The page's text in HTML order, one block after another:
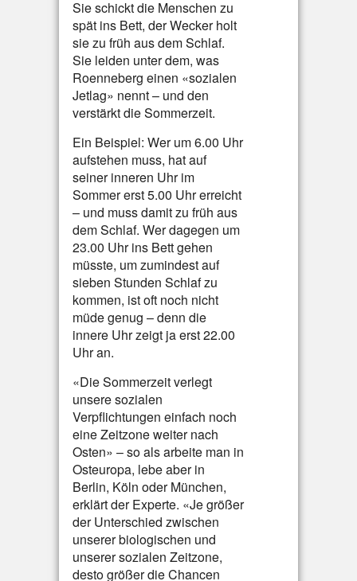
Sie schickt die Menschen zu
spät ins Bett, der Wecker holt
sie zu früh aus dem Schlaf.
Sie leiden unter dem, was
Roenneberg einen «sozialen
Jetlag» nennt – und den
verstärkt die Sommerzeit.
Ein Beispiel: Wer um 6.00 Uhr
aufstehen muss, hat auf
seiner inneren Uhr im
Sommer erst 5.00 Uhr erreicht
– und muss damit zu früh aus
dem Schlaf. Wer dagegen um
23.00 Uhr ins Bett gehen
müsste, um zumindest auf
sieben Stunden Schlaf zu
kommen, ist oft noch nicht
müde genug – denn die
innere Uhr zeigt ja erst 22.00
Uhr an.
«Die Sommerzeit verlegt
unsere sozialen
Verpflichtungen einfach noch
eine Zeitzone weiter nach
Osten» – so als arbeite man in
Osteuropa, lebe aber in
Berlin, Köln oder München,
erklärt der Experte. «Je größer
der Unterschied zwischen
unserer biologischen und
unserer sozialen Zeitzone,
desto größer die Chancen